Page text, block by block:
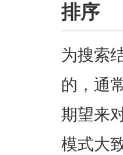
排序
为搜索
的，通
期望来
模式大